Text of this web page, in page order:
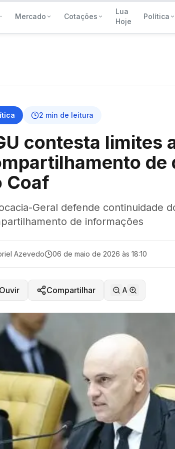
Mercado Cotações
Lua
Hoje
Política
2 min de leitura
contesta limites
de
Coaf
Geral defende continuidade
de informações
Azevedo 06 de maio de 2026 às 18:10
Compartilhar A